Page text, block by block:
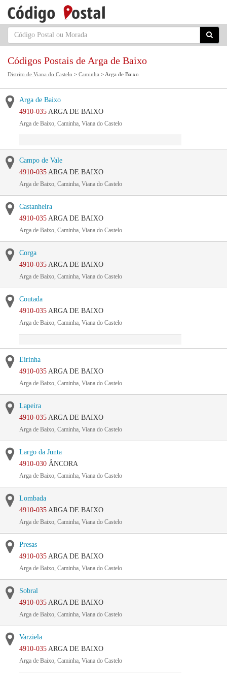
Códigos Postais de Arga de Baixo
Distrito de Viana do Castelo > Caminha > Arga de Baixo
Arga de Baixo
4910-035 ARGA DE BAIXO
Arga de Baixo, Caminha, Viana do Castelo
Campo de Vale
4910-035 ARGA DE BAIXO
Arga de Baixo, Caminha, Viana do Castelo
Castanheira
4910-035 ARGA DE BAIXO
Arga de Baixo, Caminha, Viana do Castelo
Corga
4910-035 ARGA DE BAIXO
Arga de Baixo, Caminha, Viana do Castelo
Coutada
4910-035 ARGA DE BAIXO
Arga de Baixo, Caminha, Viana do Castelo
Eirinha
4910-035 ARGA DE BAIXO
Arga de Baixo, Caminha, Viana do Castelo
Lapeira
4910-035 ARGA DE BAIXO
Arga de Baixo, Caminha, Viana do Castelo
Largo da Junta
4910-030 ÂNCORA
Arga de Baixo, Caminha, Viana do Castelo
Lombada
4910-035 ARGA DE BAIXO
Arga de Baixo, Caminha, Viana do Castelo
Presas
4910-035 ARGA DE BAIXO
Arga de Baixo, Caminha, Viana do Castelo
Sobral
4910-035 ARGA DE BAIXO
Arga de Baixo, Caminha, Viana do Castelo
Varziela
4910-035 ARGA DE BAIXO
Arga de Baixo, Caminha, Viana do Castelo